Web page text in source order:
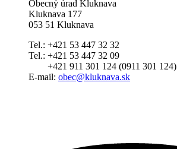
Obecný úrad Kluknava
Kluknava 177
053 51 Kluknava
Tel.: +421 53 447 32 32
Tel.: +421 53 447 32 09
+421 911 301 124 (0911 301 124)
E-mail: obec@kluknava.sk